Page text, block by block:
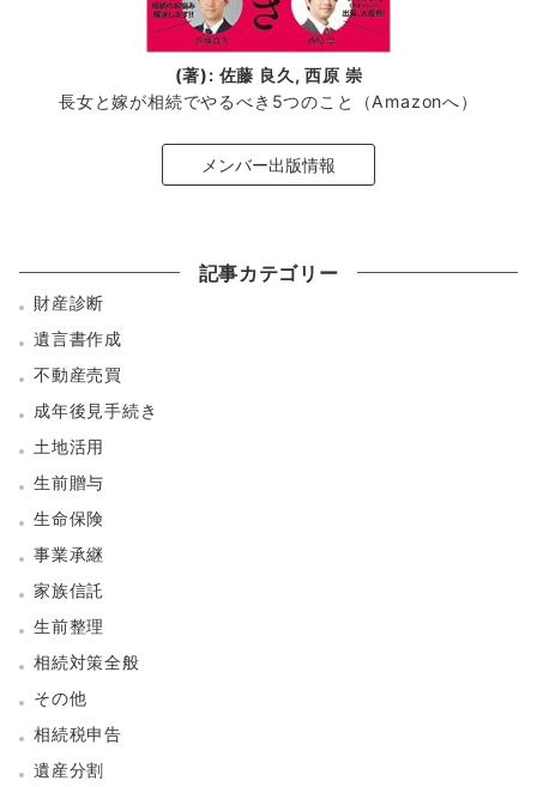
(著): 佐藤 良久, 西原 崇
長女と嫁が相続でやるべき5つのこと（Amazonへ）
メンバー出版情報
記事カテゴリー
財産診断
遺言書作成
不動産売買
成年後見手続き
土地活用
生前贈与
生命保険
事業承継
家族信託
生前整理
相続対策全般
その他
相続税申告
遺産分割